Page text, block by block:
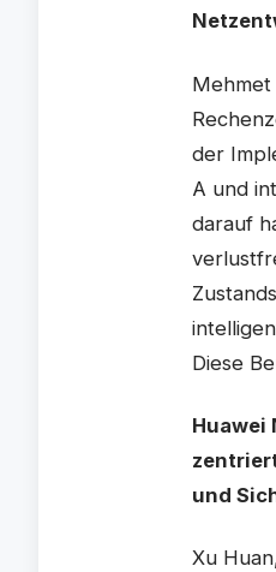
der
A und
darauf
Diese
Huawei
und
Xu